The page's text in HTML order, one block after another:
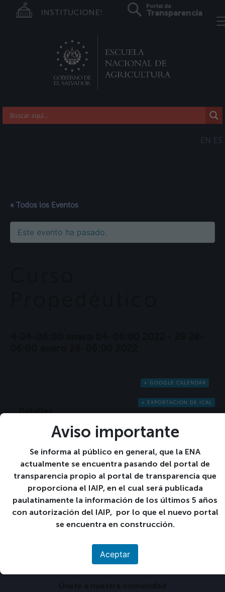
INSTITUCIONES
Portal de
Transparencia
EN ES
Aviso importante
Se informa al público en general, que la ENA
actualmente se encuentra pasando del portal de
transparencia propio al portal de transparencia que
proporciona el IAIP, en el cual será publicada
paulatinamente la información de los últimos 5 años
con autorización del IAIP, por lo que el nuevo portal
se encuentra en construcción.
Aceptar
« Todos los Eventos
Este evento ha pasado.
+ GOOGLE CALENDAR
+ EXPORTACIÓN DE ICAL
Detalles
Comienza:
4 04-06:00 enero 04-06:00 2022
Finaliza:
28 28-06:00 enero 28-06:00 2022
Última fecha para dar
respuesta a solicitudes
de reingreso al ciclo 01-
2022